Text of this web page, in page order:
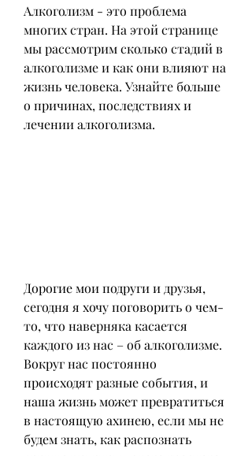
Алкоголизм - это проблема
многих стран. На этой странице
мы рассмотрим сколько стадий в
алкоголизме и как они влияют на
жизнь человека. Узнайте больше
о причинах, последствиях и
лечении алкоголизма.
Дорогие мои подруги и друзья,
сегодня я хочу поговорить о чем-
то, что наверняка касается
каждого из нас – об алкоголизме.
Вокруг нас постоянно
происходят разные события, и
наша жизнь может превратиться
в настоящую ахинею, если мы не
будем знать, как распознать